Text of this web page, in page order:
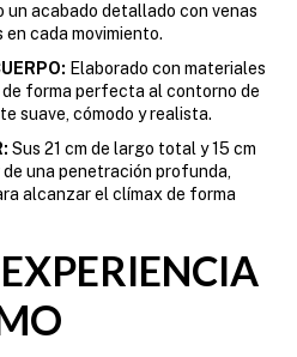
un acabado detallado con venas
cada movimiento.
Elaborado con materiales
forma perfecta al contorno de
suave, cómodo y realista.
Sus 21 cm de largo total y 15 cm
una penetración profunda,
alcanzar el clímax de forma